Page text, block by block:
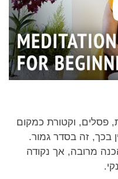
פסלים, וקטורת כמקום
בכך, זה בסדר גמור.
מרובה, אך נקודה